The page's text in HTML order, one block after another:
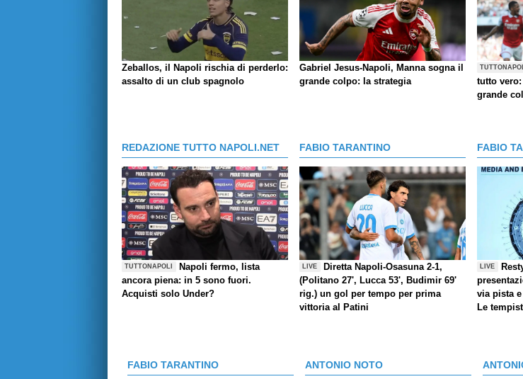
Zeballos, il Napoli rischia di perderlo:
assalto di un club spagnolo
Gabriel Jesus-Napoli, Manna sogna il
grande colpo: la strategia
tutto
grande
REDAZIONE TUTTO NAPOLI.NET
TUTTONAPOLI
Napoli fermo, lista
ancora piena: in 5 sono fuori.
Acquisti solo Under?
FABIO TARANTINO
LIVE
Diretta Napoli-Osasuna 2-1,
(Politano 27', Lucca 53', Budimir 69'
rig.) un gol per tempo per prima
vittoria al Patini
FABIO
LIVE
via pista
Le
FABIO TARANTINO ANTONIO NOTO